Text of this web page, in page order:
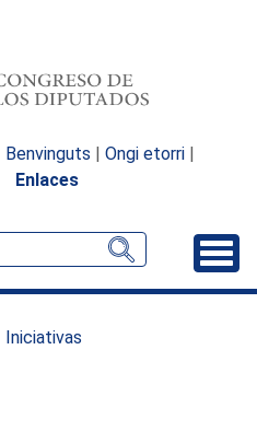
Benvinguts | Ongi etorri |
Enlaces
Iniciativas